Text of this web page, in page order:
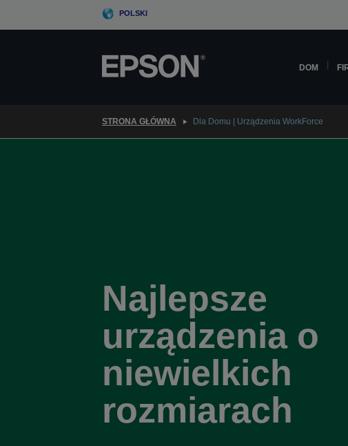
POLSKI
DOM
STRONA GŁÓWNA Dla Domu | Urządzenia WorkForce
Najlepsze
urządzenia o
niewielkich
rozmiarach